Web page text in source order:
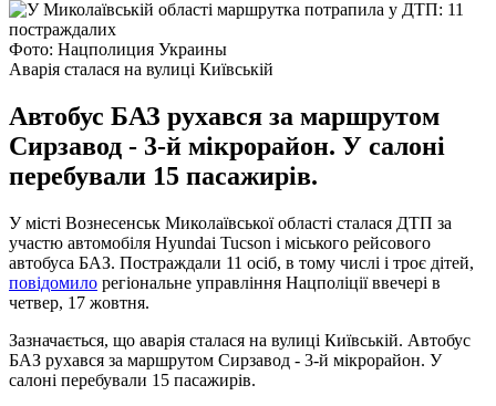
Фото: Нацполиция Украины
Аварія сталася на вулиці Київській
Автобус БАЗ рухався за маршрутом
Сирзавод - 3-й мікрорайон. У салоні
перебували 15 пасажирів.
У місті Вознесенськ Миколаївської області сталася ДТП за
участю автомобіля Hyundai Tucson і міського рейсового
автобуса БАЗ. Постраждали 11 осіб, в тому числі і троє дітей,
повідомило регіональне управління Нацполіції ввечері в
четвер, 17 жовтня.
Зазначається, що аварія сталася на вулиці Київській. Автобус
БАЗ рухався за маршрутом Сирзавод - 3-й мікрорайон. У
салоні перебували 15 пасажирів.